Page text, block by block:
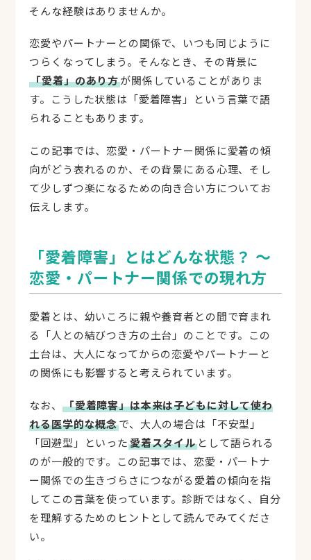
そんな経験はありませんか。
恋愛やパートナーとの関係で、いつも同じように
つらくなってしまう。そんなとき、その背景に
「愛着」のあり方が関係していることがありま
す。こうした状態は「愛着障害」という言葉で語
られることもあります。
この記事では、恋愛・パートナー関係に愛着の傾
向がどう表れるのか、その背景にある心理、そし
て少しずつ楽になるための向き合い方についてお
伝えします。
「愛着障害」とはどんな状態？ ～
恋愛・パートナー関係での現れ方
愛着とは、幼いころに親や養育者との間で育まれ
る「人との結びつき方の土台」のことです。この
土台は、大人になってからの恋愛やパートナーと
の関係にも影響すると考えられています。
なお、 「愛着障害」は本来は子どもに対して使わ
れる医学的な概念で、大人の場合は「不安型」
「回避型」といった愛着スタイル として語られる
のが一般的です。この記事では、恋愛・パートナ
ー関係での生きづらさにつながる愛着の傾向を指
してこの言葉を使っています。診断ではなく、自分
を理解するためのヒントとして読んでみてくださ
い。